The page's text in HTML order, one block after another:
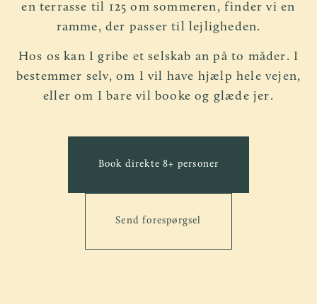
en terrasse til 125 om sommeren, finder vi en
ramme, der passer til lejligheden.
Hos os kan I gribe et selskab an på to måder. I
bestemmer selv, om I vil have hjælp hele vejen,
eller om I bare vil booke og glæde jer.
Book direkte 8+ personer
Send forespørgsel